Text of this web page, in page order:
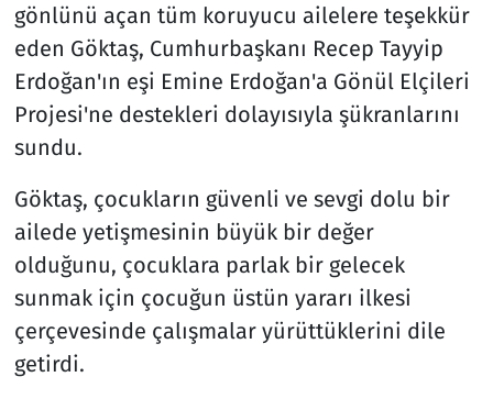
gönlünü açan tüm koruyucu ailelere teşekkür
eden Göktaş, Cumhurbaşkanı Recep Tayyip
Erdoğan'ın eşi Emine Erdoğan'a Gönül Elçileri
Projesi'ne destekleri dolayısıyla şükranlarını
sundu.
Göktaş, çocukların güvenli ve sevgi dolu bir
ailede yetişmesinin büyük bir değer
olduğunu, çocuklara parlak bir gelecek
sunmak için çocuğun üstün yararı ilkesi
çerçevesinde çalışmalar yürüttüklerini dile
getirdi.